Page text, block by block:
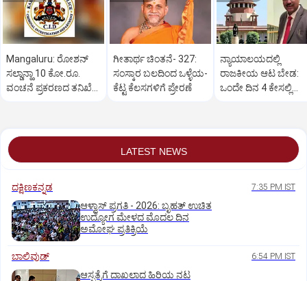
Mangaluru: ರೋಶನ್‌
ಸಲ್ಡಾನ್ಹಾ 10 ಕೋ.ರೂ.
ವಂಚನೆ ಪ್ರಕರಣದ ತನಿಖೆ
ಗೀತಾರ್ಥ ಚಿಂತನೆ- 327:
ಸಂಸ್ಕಾರ ಬಲದಿಂದ ಒಳ್ಳೆಯ-
ಕೆಟ್ಟ ಕೆಲಸಗಳಿಗೆ ಪ್ರೇರಣೆ
ನ್ಯಾಯಾಲಯದಲ್ಲಿ
ರಾಜಕೀಯ ಆಟ ಬೇಡ:
ಒಂದೇ ದಿನ 4 ಕೇಸಲ್ಲಿ
LATEST NEWS
ದಕ್ಷಿಣಕನ್ನಡ 7:35 PM IST
ಆಳ್ವಾಸ್‌ ಪ್ರಗತಿ - 2026: ಬೃಹತ್ ಉಚಿತ
ಉದ್ಯೋಗ ಮೇಳದ ಮೊದಲ ದಿನ
ಅಮೋಘ ಪ್ರತಿಕ್ರಿಯೆ
ಬಾಲಿವುಡ್‌ 6:54 PM IST
ಆಸ್ಪತ್ರೆಗೆ ದಾಖಲಾದ ಹಿರಿಯ ನಟ